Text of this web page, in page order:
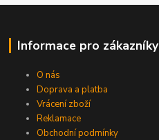
Informace pro zákazníky
O nás
Doprava a platba
Vrácení zboží
Reklamace
Obchodní podmínky